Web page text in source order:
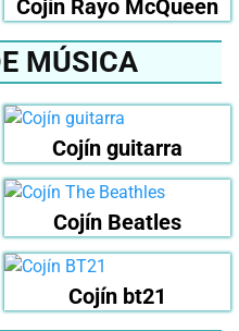
Cojín Rayo McQueen
MÚSICA
Cojín guitarra
Cojín Beatles
Cojín bt21